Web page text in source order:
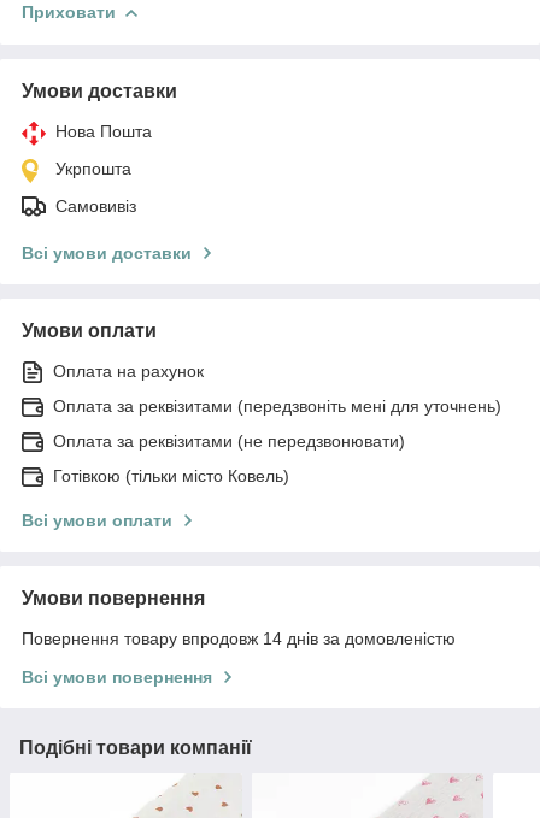
Приховати
Умови доставки
Нова Пошта
Укрпошта
Самовивіз
Всі умови доставки
Умови оплати
Оплата на рахунок
Оплата за реквізитами (передзвоніть мені для уточнень)
Оплата за реквізитами (не передзвонювати)
Готівкою (тільки місто Ковель)
Всі умови оплати
Умови повернення
Повернення товару впродовж 14 днів за домовленістю
Всі умови повернення
Подібні товари компанії